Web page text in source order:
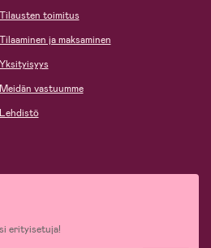
Tilausten toimitus
Tilaaminen ja maksaminen
Yksityisyys
Meidän vastuumme
Lehdistö
erityisetuja!